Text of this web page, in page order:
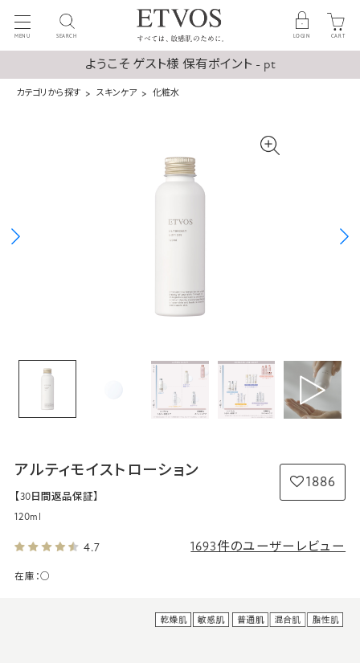
MENU SEARCH LOGIN CART
ようこそ ゲスト様 保有ポイント - pt
カテゴリから探す スキンケア 化粧水
4.7 1693件のユーザーレビュー
アルティモイストローション
1886
【30日間返品保証】
120ml
在庫：○